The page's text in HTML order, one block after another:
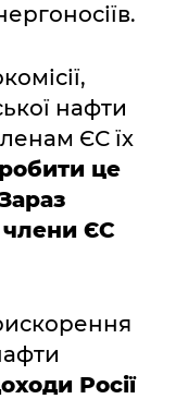
нафти
ЄС їх
це
члени ЄС
Росії